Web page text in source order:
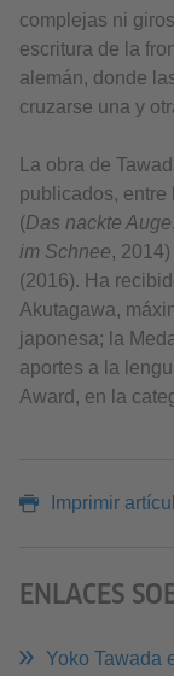
complejas ni
escritura de la
alemán, donde
cruzarse una y
La obra de
publicados, entre
(Das nackte Auge
im Schnee, 2014)
(2016). Ha
Akutagawa,
japonesa; la
aportes a la
Award, en la
Imprimir
ENLACES
Yoko Tawada